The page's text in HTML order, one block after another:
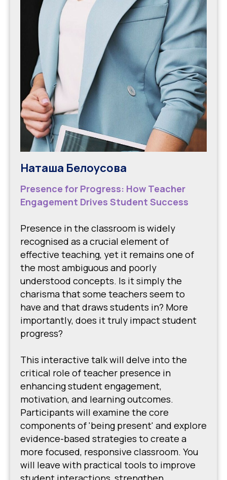
Наташа Белоусова
Presence for Progress: How Teacher
Engagement Drives Student Success
Presence in the classroom is widely
recognised as a crucial element of
effective teaching, yet it remains one of
the most ambiguous and poorly
understood concepts. Is it simply the
charisma that some teachers seem to
have and that draws students in? More
importantly, does it truly impact student
progress?
This interactive talk will delve into the
critical role of teacher presence in
enhancing student engagement,
motivation, and learning outcomes.
Participants will examine the core
components of 'being present' and explore
evidence-based strategies to create a
more focused, responsive classroom. You
will leave with practical tools to improve